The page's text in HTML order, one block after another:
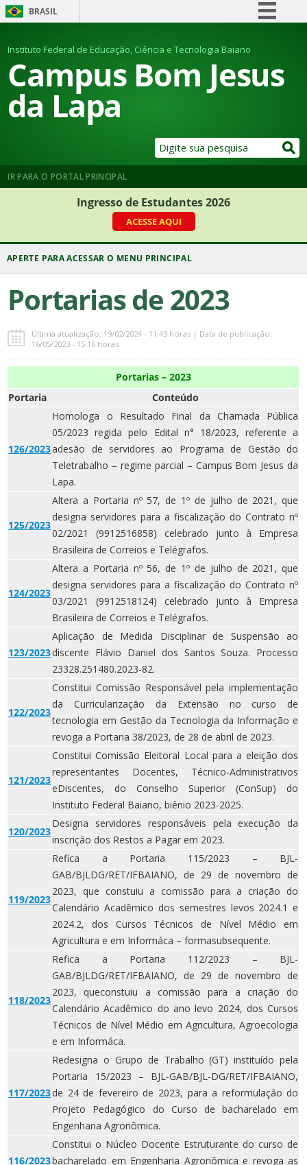
BRASIL
Comunica BR
Participe
Instituto Federal de Educação, Ciência e Tecnologia Baiano
Campus Bom Jesus
da Lapa
IR PARA O PORTAL PRINCIPAL
Ingresso de Estudantes 2026
ACESSE AQUI
Portarias de 2023
Última atualização: 19/02/2024 - 11:43 horas | Data de publicação:
16/05/2023 - 15:16 horas
Portarias – 2023
Portaria
Conteúdo
126/2023
Homologa o Resultado Final da Chamada Pública
05/2023 regida pelo Edital n° 18/2023, referente a
adesão de servidores ao Programa de Gestão do
Teletrabalho – regime parcial – Campus Bom Jesus da
Lapa.
125/2023
Altera a Portaria nº 57, de 1º de julho de 2021, que
designa servidores para a fiscalização do Contrato nº
02/2021 (9912516858) celebrado junto à Empresa
Brasileira de Correios e Telégrafos.
124/2023
Altera a Portaria nº 56, de 1º de julho de 2021, que
designa servidores para a fiscalização do Contrato nº
03/2021 (9912518124) celebrado junto à Empresa
Brasileira de Correios e Telégrafos.
123/2023
Aplicação de Medida Disciplinar de Suspensão ao
discente Flávio Daniel dos Santos Souza. Processo
23328.251480.2023-82.
122/2023
Constitui Comissão Responsável pela implementação
da Curricularização da Extensão no curso de
tecnologia em Gestão da Tecnologia da Informação e
revoga a Portaria 38/2023, de 28 de abril de 2023.
121/2023
Constitui Comissão Eleitoral Local para a eleição dos
representantes Docentes, Técnico-Administrativos
eDiscentes, do Conselho Superior (ConSup) do
Instituto Federal Baiano, biênio 2023-2025.
120/2023
Designa servidores responsáveis pela execução da
inscrição dos Restos a Pagar em 2023.
119/2023
Refica a Portaria 115/2023 – BJL-
GAB/BJLDG/RET/IFBAIANO, de 29 de novembro de
2023, que constuiu a comissão para a criação do
Calendário Acadêmico dos semestres levos 2024.1 e
2024.2, dos Cursos Técnicos de Nível Médio em
Agricultura e em Informáca – formasubsequente.
118/2023
Refica a Portaria 112/2023 – BJL-
GAB/BJLDG/RET/IFBAIANO, de 29 de novembro de
2023, queconstuiu a comissão para a criação do
Calendário Acadêmico do ano levo 2024, dos Cursos
Técnicos de Nível Médio em Agricultura, Agroecologia
e em Informáca.
117/2023
Redesigna o Grupo de Trabalho (GT) instituído pela
Portaria 15/2023 – BJL-GAB/BJL-DG/RET/IFBAIANO,
de 24 de fevereiro de 2023, para a reformulação do
Projeto Pedagógico do Curso de bacharelado em
Engenharia Agronômica.
116/2023
Constitui o Núcleo Docente Estruturante do curso de
bacharelado em Engenharia Agronômica e revoga as